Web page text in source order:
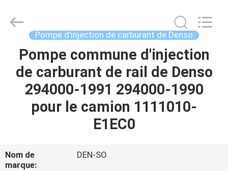
LA
MAISON
VIDÉOS
Parts
Reserved.
Pompe d'injection de carburant de Denso
Pompe commune d'injection
de carburant de rail de Denso
294000-1991 294000-1990
pour le camion 1111010-
E1EC0
Nom de
marque:
DEN-SO